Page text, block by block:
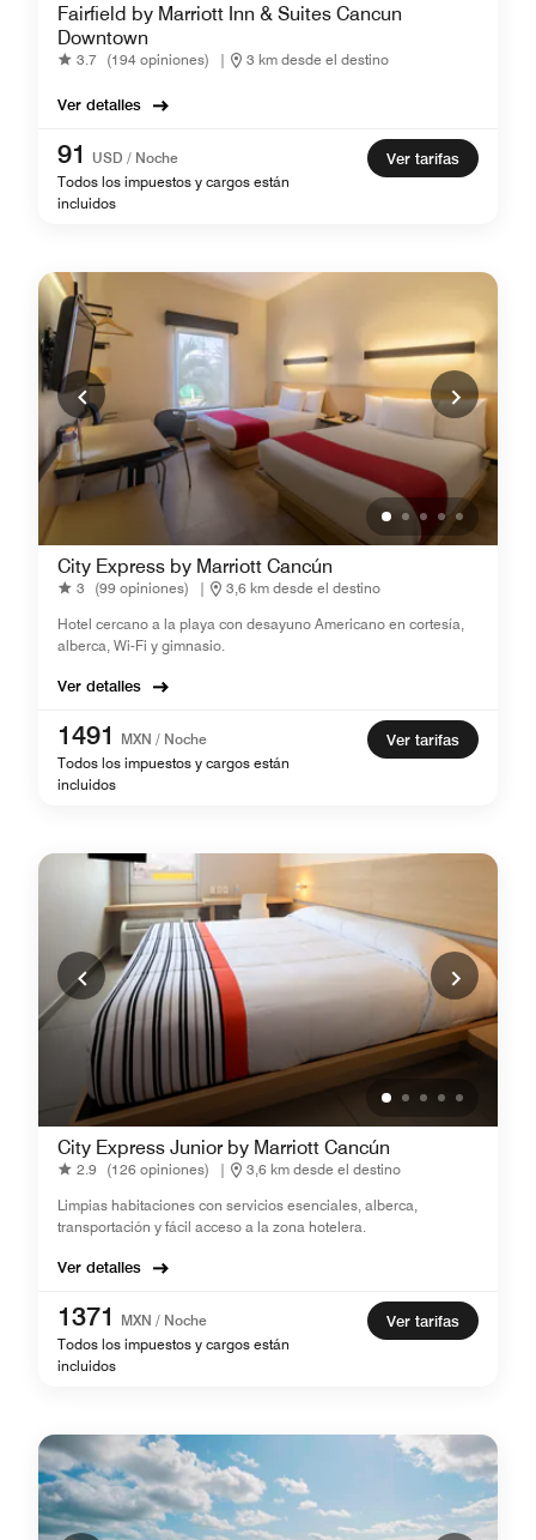
Fairfield by Marriott Inn & Suites Cancun
Downtown
3.7 (194 opiniones) | 3 km desde el destino
Ver detalles
91
USD / Noche
Todos los impuestos y cargos están
incluidos
Ver tarifas
City Express by Marriott Cancún
3 (99 opiniones) |
3,6 km desde el destino
Hotel cercano a la playa con desayuno Americano en cortesía,
alberca, Wi-Fi y gimnasio.
Ver detalles
1491
MXN / Noche
Todos los impuestos y cargos están
incluidos
Ver tarifas
City Express Junior by Marriott Cancún
2.9 (126 opiniones) |
3,6 km desde el destino
Limpias habitaciones con servicios esenciales, alberca,
transportación y fácil acceso a la zona hotelera.
Ver detalles
1371
MXN / Noche
Todos los impuestos y cargos están
incluidos
Ver tarifas